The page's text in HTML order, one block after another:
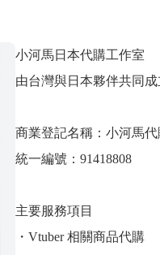
小河馬日本代購工作室
由台灣與日本夥伴共同成
商業登記名稱：小河馬
統一編號：91418808
主要服務項目
・Vtuber 相關商品代購